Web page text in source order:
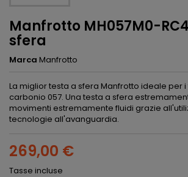
Manfrotto MH057M0-
sfera
Marca Manfrotto
La miglior testa a sfera Manfrotto ideale per
carbonio 057. Una testa a sfera
movimenti estremamente fluidi grazie
tecnologie all'avanguardia.
269,00 €
Tasse incluse